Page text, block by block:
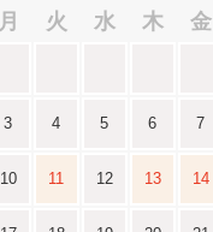
月 火 水 木 金
3 4 5 6 7
10 11 12 13 14